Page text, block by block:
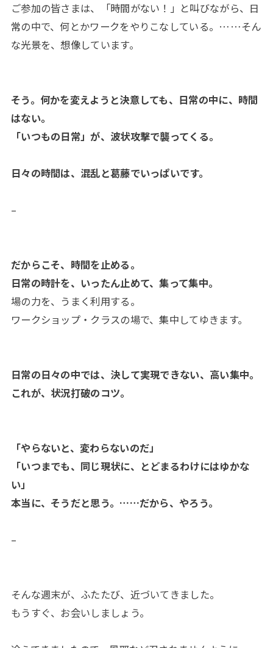
ご参加の皆さまは、「時間がない！」と叫びながら、日
常の中で、何とかワークをやりこなしている。……そん
な光景を、想像しています。
そう。何かを変えようと決意しても、日常の中に、時間
はない。
「いつもの日常」が、波状攻撃で襲ってくる。
日々の時間は、混乱と葛藤でいっぱいです。
–
だからこそ、時間を止める。
日常の時計を、いったん止めて、集って集中。
場の力を、うまく利用する。
ワークショップ・クラスの場で、集中してゆきます。
日常の日々の中では、決して実現できない、高い集中。
これが、状況打破のコツ。
「やらないと、変わらないのだ」
「いつまでも、同じ現状に、とどまるわけにはゆかな
い」
本当に、そうだと思う。……だから、やろう。
–
そんな週末が、ふたたび、近づいてきました。
もうすぐ、お会いしましょう。